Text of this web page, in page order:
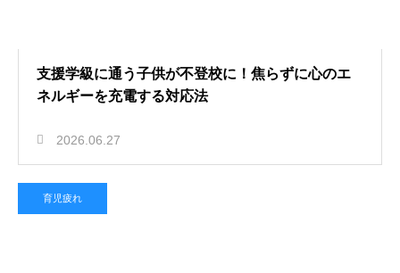
支援学級に通う子供が不登校に！焦らずに心のエ
ネルギーを充電する対応法
2026.06.27
育児疲れ